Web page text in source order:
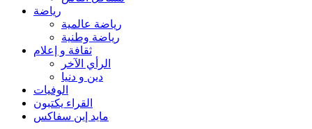
رياضة
رياضة عالمية
رياضة وطنية
ثقافة و إعلام
الرأي الآخر
دين و دنيا
الوفيات
القراء يكتبون
مايد إين سفاكس